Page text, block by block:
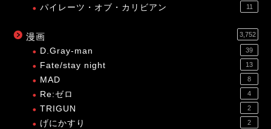
パイレーツ・オブ・カリビアン 11
漫画 3,752
D.Gray-man 39
Fate/stay night 13
MAD 8
Re:ゼロ 4
TRIGUN 2
げにかすり 2